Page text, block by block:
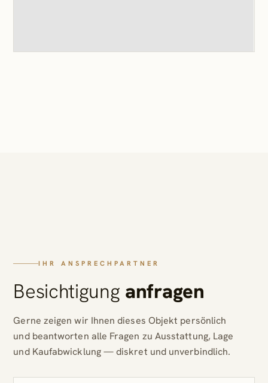
IHR ANSPRECHPARTNER
Besichtigung anfragen
Gerne zeigen wir Ihnen dieses Objekt persönlich
und beantworten alle Fragen zu Ausstattung, Lage
und Kaufabwicklung — diskret und unverbindlich.